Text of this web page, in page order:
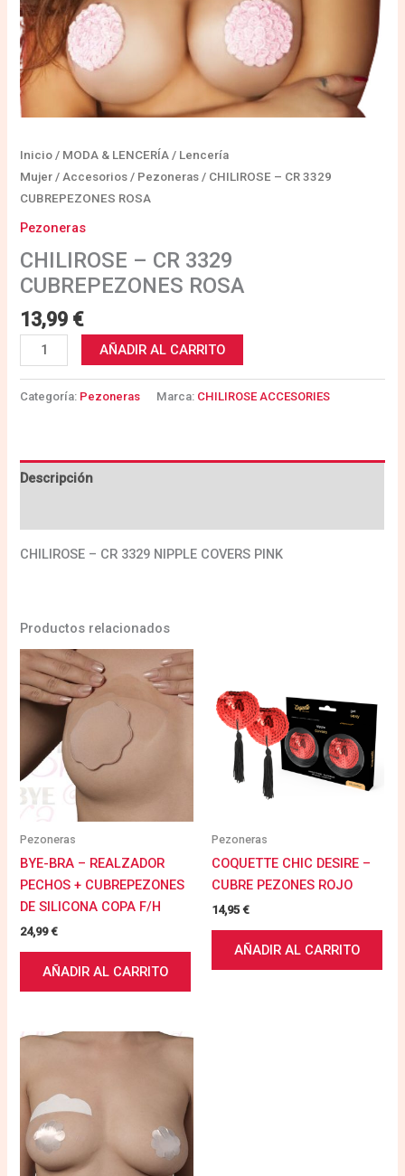
Inicio / MODA & LENCERÍA / Lencería
Mujer / Accesorios / Pezoneras / CHILIROSE – CR 3329
CUBREPEZONES ROSA
Pezoneras
CHILIROSE – CR 3329
CUBREPEZONES ROSA
13,99 €
AÑADIR AL CARRITO
Categoría: Pezoneras Marca: CHILIROSE ACCESORIES
Descripción
CHILIROSE – CR 3329 NIPPLE COVERS PINK
Productos relacionados
Pezoneras
BYE-BRA – REALZADOR
PECHOS + CUBREPEZONES
DE SILICONA COPA F/H
24,99€
AÑADIR AL CARRITO
Pezoneras
COQUETTE CHIC DESIRE –
CUBRE PEZONES ROJO
14,95€
AÑADIR AL CARRITO